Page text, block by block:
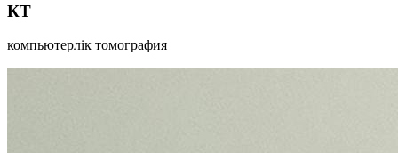
КТ
компьютерлік томография